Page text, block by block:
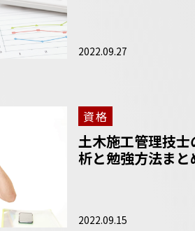
2022.09.27
資格
土木施工管理技
析と勉強方法まと
2022.09.15